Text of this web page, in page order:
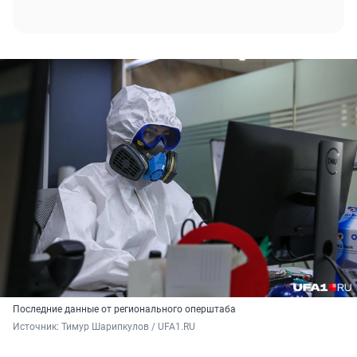
Последние данные от регионального оперштаба
Источник: Тимур Шарипкулов / UFA1.RU